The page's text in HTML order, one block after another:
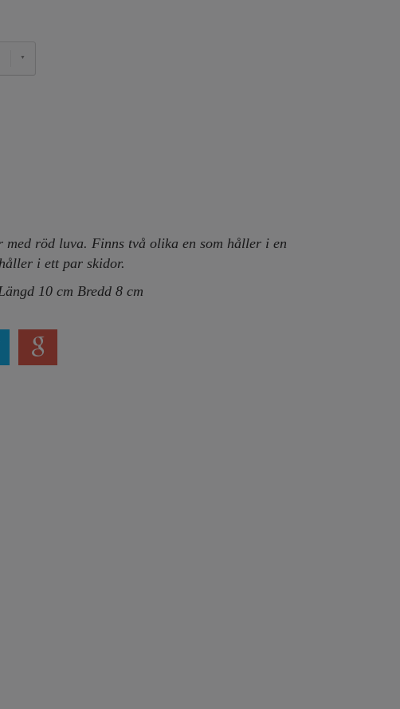
med röd luva. Finns två olika en som håller i en
i ett par skidor.
10 cm Bredd 8 cm